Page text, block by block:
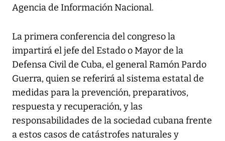
Agencia de Información Nacional.
La primera conferencia del congreso la
impartirá el jefe del Estado o Mayor de la
Defensa Civil de Cuba, el general Ramón Pardo
Guerra, quien se referirá al sistema estatal de
medidas para la prevención, preparativos,
respuesta y recuperación, y las
responsabilidades de la sociedad cubana frente
a estos casos de catástrofes naturales y